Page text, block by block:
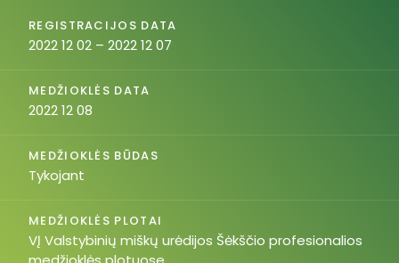
REGISTRACIJOS DATA
2022 12 02 – 2022 12 07
MEDŽIOKLĖS DATA
2022 12 08
MEDŽIOKLĖS BŪDAS
Tykojant
MEDŽIOKLĖS PLOTAI
VĮ Valstybinių miškų urėdijos Šėkščio profesionalios